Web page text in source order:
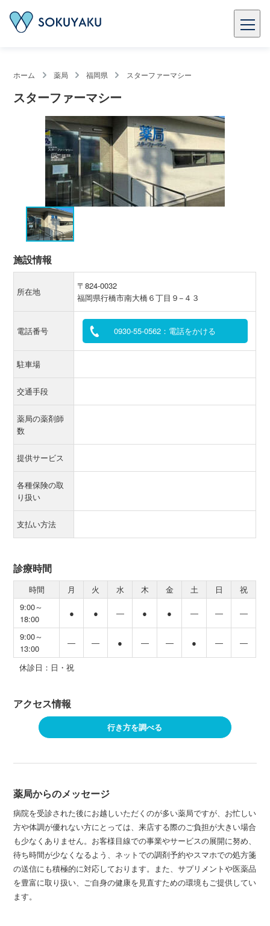
ホーム 薬局 福岡県 スターファーマシー
スターファーマシー
施設情報
所在地
〒824-0032
福岡県行橋市南大橋６丁目９−４３
電話番号 0930-55-0562：電話をかける
駐車場
交通手段
薬局の薬剤師
数
提供サービス
各種保険の取
り扱い
支払い方法
診療時間
時間 月 火 水 木 金 土 日
祝
9:00～
18:00
● ● ― ● ● ― ― ―
9:00～
13:00
― ― ● ― ― ● ― ―
休診日：日・祝
アクセス情報
行き方を調べる
薬局からのメッセージ
病院を受診された後にお越しいただくのが多い薬局ですが、お忙しい
方や体調が優れない方にとっては、来店する際のご負担が大きい場合
も少なくありません。お客様目線での事業やサービスの展開に努め、
待ち時間が少なくなるよう、ネットでの調剤予約やスマホでの処方箋
の送信にも積極的に対応しております。また、サプリメントや医薬品
を豊富に取り扱い、ご自身の健康を見直すための環境もご提供してい
ます。